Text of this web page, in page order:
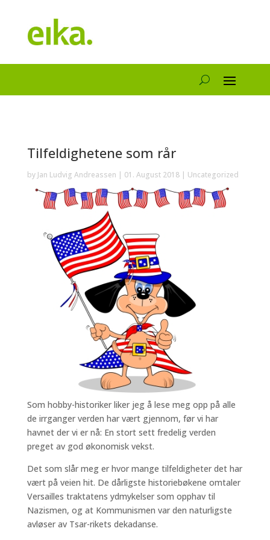
Tilfeldighetene som rår
by Jan Ludvig Andreassen | 01. August 2018| Uncategorized
Som hobby-historiker liker jeg å lese meg opp på alle
de irrganger verden har vært gjennom, før vi har
havnet der vi er nå: En stort sett fredelig verden
preget av god økonomisk vekst.
Det som slår meg er hvor mange tilfeldigheter det har
vært på veien hit. De dårligste historiebøkene omtaler
Versailles traktatens ydmykelser som opphav til
Nazismen, og at Kommunismen var den naturligste
avløser av Tsar-rikets dekadanse.